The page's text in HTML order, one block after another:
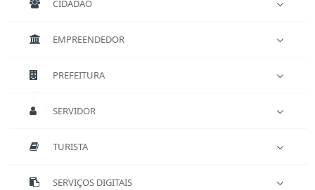
CIDADÃO
EMPREENDEDOR
PREFEITURA
SERVIDOR
TURISTA
SERVIÇOS DIGITAIS